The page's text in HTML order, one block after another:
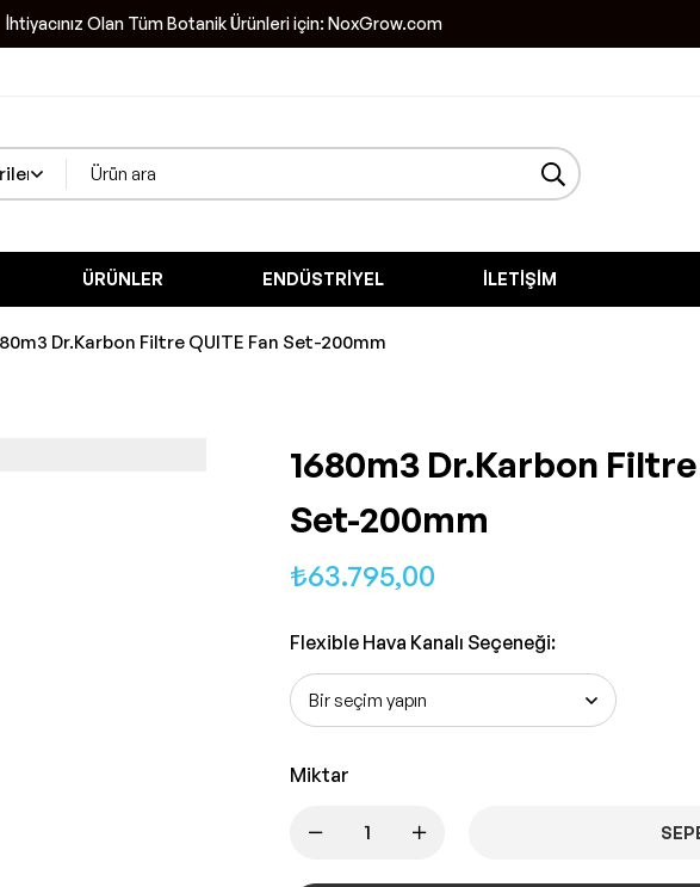
İhtiyacınız Olan Tüm Botanik Ürünleri için: NoxGrow.com
ÜRÜNLER ENDÜSTRIYEL İLETIŞIM
Dr.Karbon Filtre QUITE Fan Set-200mm
1680m3 Dr.Karbon Filtre
Set-200mm
₺63.795,00
Flexible Hava Kanalı Seçeneği:
Miktar